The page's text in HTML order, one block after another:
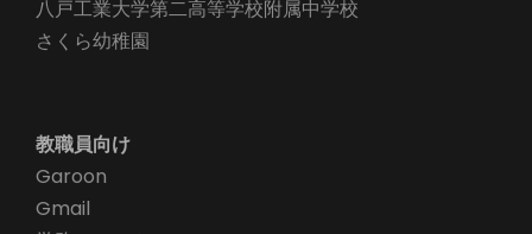
八戸工業大学第二高等学校附属中学校
さくら幼稚園
教職員向け
Garoon
Gmail